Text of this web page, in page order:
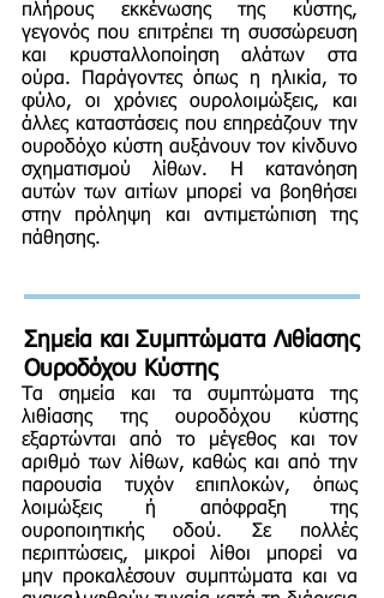
πλήρους εκκένωσης της κύστης,
γεγονός που επιτρέπει τη συσσώρευση
και κρυσταλλοποίηση αλάτων στα
ούρα. Παράγοντες όπως η ηλικία, το
φύλο, οι χρόνιες ουρολοιμώξεις, και
άλλες καταστάσεις που επηρεάζουν την
ουροδόχο κύστη αυξάνουν τον κίνδυνο
σχηματισμού λίθων. Η κατανόηση
αυτών των αιτίων μπορεί να βοηθήσει
στην πρόληψη και αντιμετώπιση της
πάθησης.
Σημεία και Συμπτώματα Λιθίασης
Ουροδόχου Κύστης
Τα σημεία και τα συμπτώματα της
λιθίασης της ουροδόχου κύστης
εξαρτώνται από το μέγεθος και τον
αριθμό των λίθων, καθώς και από την
παρουσία τυχόν επιπλοκών, όπως
λοιμώξεις ή απόφραξη της
ουροποιητικής οδού. Σε πολλές
περιπτώσεις, μικροί λίθοι μπορεί να
μην προκαλέσουν συμπτώματα και να